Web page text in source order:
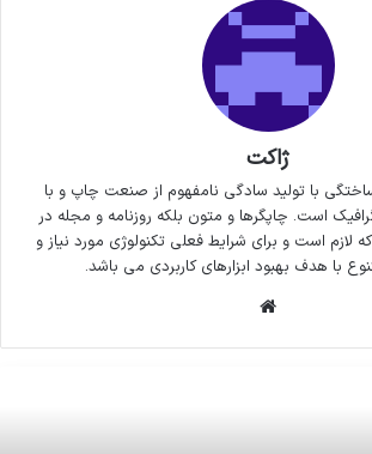
ژاکت
با تولید سادگی نامفهوم از صنعت چاپ و با
است. چاپگرها و متون بلکه روزنامه و مجله در
لازم است و برای شرایط فعلی تکنولوژی مورد نیاز و
با هدف بهبود ابزارهای کاربردی می باشد.